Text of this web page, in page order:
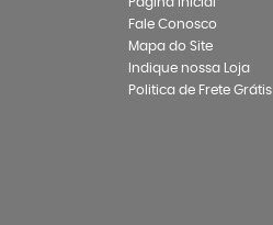
Fale Conosco
Mapa do Site
Indique nossa Loja
Politica de Frete Grátis